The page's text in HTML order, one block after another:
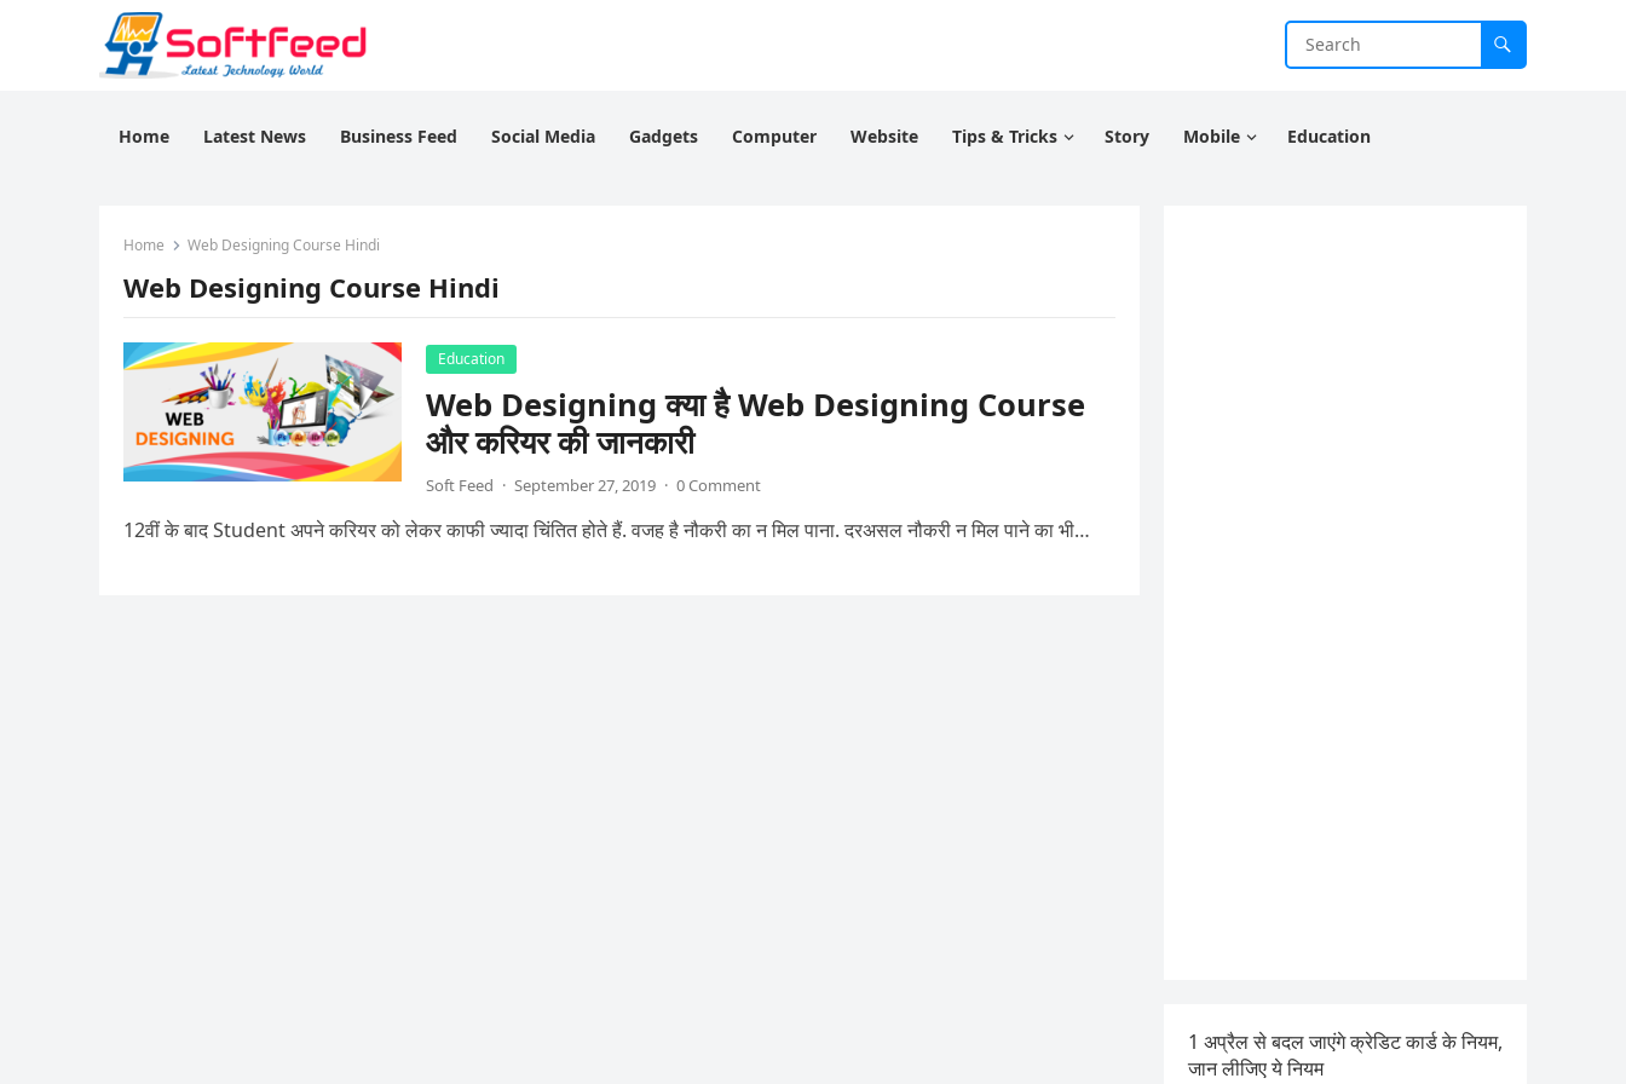
Home Latest News Business Feed Social Media Gadgets Computer Website Tips & Tricks Story Mobile Education
Home Web Designing Course Hindi
Web Designing Course Hindi
Education
Web Designing क्या है Web Designing Course
और करियर की जानकारी
Soft Feed · September 27, 2019 · 0 Comment
12वीं के बाद Student अपने करियर को लेकर काफी ज्यादा चिंतित होते हैं. वजह है नौकरी का न मिल पाना. दरअसल नौकरी न मिल पाने का भी…
1 अप्रैल से बदल जाएंगे क्रेडिट कार्ड के नियम,
जान लीजिए ये नियम